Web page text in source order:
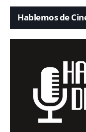
Hablemos de